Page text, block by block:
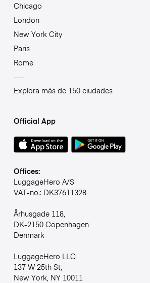
Chicago
London
New York City
Paris
Rome
Explora más de 150 ciudades
Official App
Offices:
LuggageHero A/S
VAT-no.: DK37611328
Århusgade 118,
DK-2150 Copenhagen
Denmark
LuggageHero LLC
137 W 25th St,
New York, NY 10011